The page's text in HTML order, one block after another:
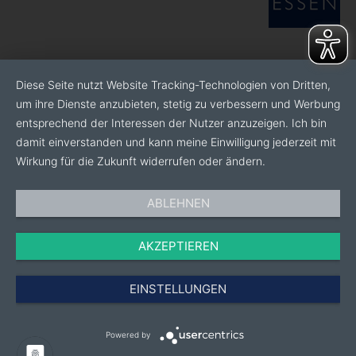
Diese Seite nutzt Website Tracking-Technologien von Dritten,
um ihre Dienste anzubieten, stetig zu verbessern und Werbung
entsprechend der Interessen der Nutzer anzuzeigen. Ich bin
damit einverstanden und kann meine Einwilligung jederzeit mit
Wirkung für die Zukunft widerrufen oder ändern.
ABLEHNEN
AKZEPTIEREN
EINSTELLUNGEN
Powered by